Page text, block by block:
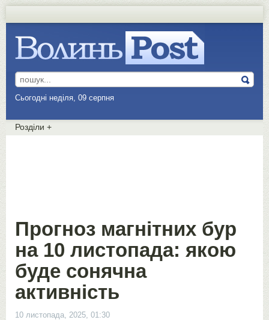
Сьогодні неділя, 09 серпня
Розділи +
Прогноз магнітних бур
на 10 листопада: якою
буде сонячна
активність
10 листопада, 2025, 01:30